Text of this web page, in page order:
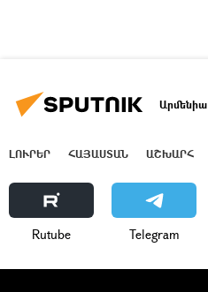
Արմենիա
ԼՈՒՐԵՐ ՀԱՅԱՍՏԱՆ ԱՇԽԱՐՀ
Rutube Telegram